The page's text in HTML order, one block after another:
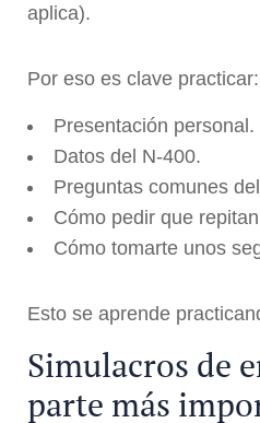
aplica).
Por eso es clave practicar:
Presentación personal.
Datos del N-400.
Preguntas comunes
Cómo pedir que
Cómo tomarte unos
Esto se aprende
Simulacros de
parte más